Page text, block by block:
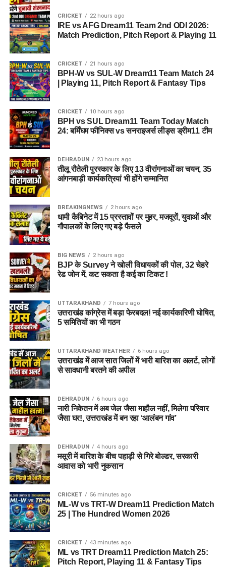
CRICKET 22 hours ago
IRE vs AFG Dream11 Team 2nd ODI 2026:
Match Prediction, Pitch Report & Playing 11
CRICKET 21 hours ago
BPH-W vs SUL-W Dream11 Team Match 24
| Playing 11, Pitch Report & Fantasy Tips
CRICKET 10 hours ago
BPH vs SUL Dream11 Team Today Match
24: बर्मिंघम फीनिक्स vs सनराइजर्स लीड्स ड्रीम11 टीम
DEHRADUN 23 hours ago
तीलू रौतेली पुरस्कार के लिए 13 वीरांगनाओं का चयन, 35
आंगनबाड़ी कार्यकत्रियां भी होंगे सम्मानित
BREAKINGNEWS 2 hours ago
धामी कैबिनेट में 15 प्रस्तावों पर मुहर, मजदूरों, युवाओं और
गौपालकों के लिए गए बड़े फैसले
BIG NEWS 2 hours ago
BJP के Survey ने खोली विधायकों की पोल, 32 चेहरे
रेड जोन में, कट सकता है कई का टिकट !
UTTARAKHAND 7 hours ago
उत्तराखंड कांग्रेस में बड़ा फेरबदल! नई कार्यकारिणी घोषित,
5 समितियों का भी गठन
UTTARAKHAND WEATHER 6 hours ago
उत्तराखंड में आज सात जिलों में भारी बारिश का अलर्ट, लोगों
से सावधानी बरतने की अपील
DEHRADUN 6 hours ago
नारी निकेतन में अब जेल जैसा माहौल नहीं, मिलेगा परिवार
जैसा घर!, उत्तराखंड में बन रहा ‘आलंबन गांव’
DEHRADUN 4 hours ago
मसूरी में बारिश के बीच पहाड़ी से गिरे बोल्डर, सरकारी
आवास को भारी नुकसान
CRICKET 56 minutes ago
ML-W vs TRT-W Dream11 Prediction Match
25 | The Hundred Women 2026
CRICKET 43 minutes ago
ML vs TRT Dream11 Prediction Match 25:
Pitch Report, Playing 11 & Fantasy Tips